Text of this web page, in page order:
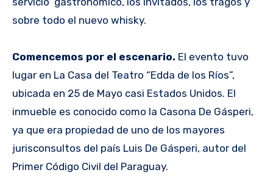
sobre todo el nuevo whisky.
Comencemos por el escenario. El evento tuvo
lugar en La Casa del Teatro “Edda de los Ríos”,
ubicada en 25 de Mayo casi Estados Unidos. El
inmueble es conocido como la Casona De Gásperi,
ya que era propiedad de uno de los mayores
jurisconsultos del país Luis De Gásperi, autor del
Primer Código Civil del Paraguay.